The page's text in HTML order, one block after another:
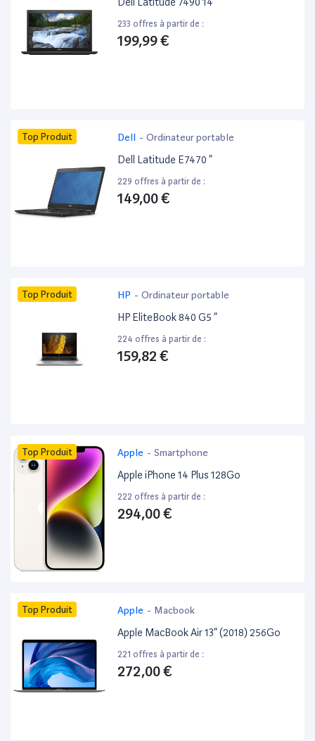
233 offres à partir de :
199,99 €
Top Produit Dell - Ordinateur portable
Dell Latitude E7470 ”
229 offres à partir de :
149,00 €
Top Produit HP - Ordinateur portable
HP EliteBook 840 G5 ”
224 offres à partir de :
159,82 €
Top Produit Apple - Smartphone
Apple iPhone 14 Plus 128Go
222 offres à partir de :
294,00 €
Top Produit Apple - Macbook
Apple MacBook Air 13” (2018) 256Go
221 offres à partir de :
272,00 €